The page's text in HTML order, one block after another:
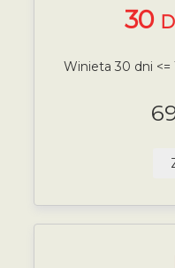
30
Winieta 30 dni